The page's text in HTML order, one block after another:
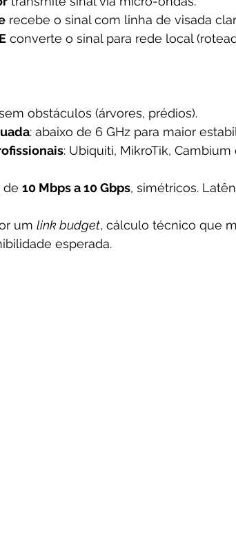
recebe o sinal com linha de visada
converte o sinal para rede local
obstáculos (árvores, prédios).
: abaixo de 6 GHz para maior
: Ubiquiti, MikroTik, Cambium
de 10 Mbps a 10 Gbps, simétricos.
um link budget, cálculo técnico que
esperada.